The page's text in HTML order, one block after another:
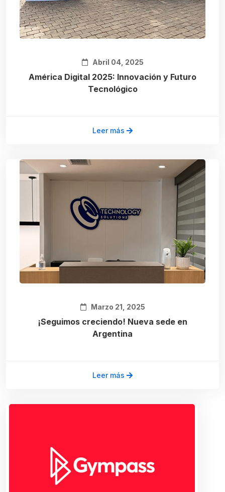
Abril 04, 2025
América Digital 2025: Innovación y Futuro
Tecnológico
Leer más
Marzo 21, 2025
¡Seguimos creciendo! Nueva sede en
Argentina
Leer más